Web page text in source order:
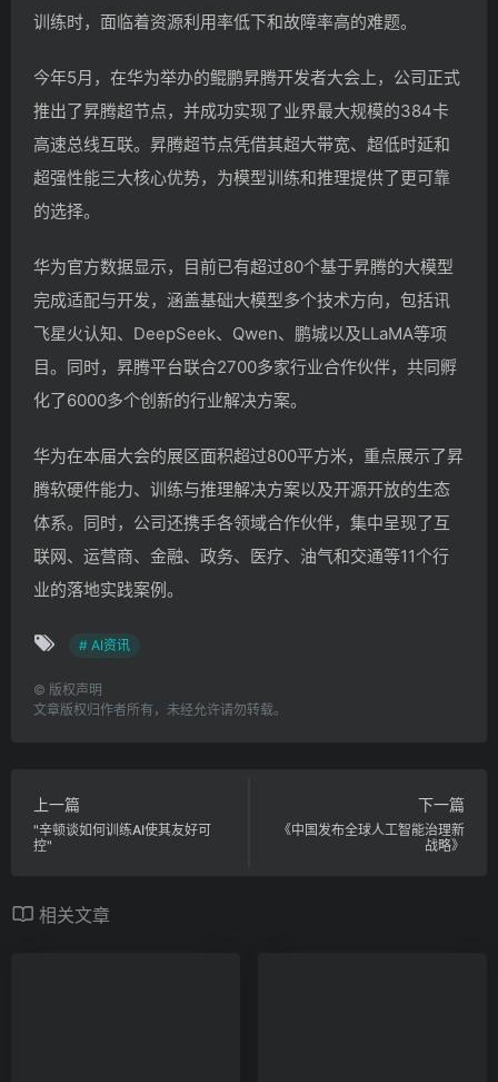
训练时，面临着资源利用率低下和故障率高的难题。
今年5月，在华为举办的鲲鹏昇腾开发者大会上，公司正式
推出了昇腾超节点，并成功实现了业界最大规模的384卡
高速总线互联。昇腾超节点凭借其超大带宽、超低时延和
超强性能三大核心优势，为模型训练和推理提供了更可靠
的选择。
华为官方数据显示，目前已有超过80个基于昇腾的大模型
完成适配与开发，涵盖基础大模型多个技术方向，包括讯
飞星火认知、DeepSeek、Qwen、鹏城以及LLaMA等项
目。同时，昇腾平台联合2700多家行业合作伙伴，共同孵
化了6000多个创新的行业解决方案。
华为在本届大会的展区面积超过800平方米，重点展示了昇
腾软硬件能力、训练与推理解决方案以及开源开放的生态
体系。同时，公司还携手各领域合作伙伴，集中呈现了互
联网、运营商、金融、政务、医疗、油气和交通等11个行
业的落地实践案例。
# AI资讯
© 版权声明
文章版权归作者所有，未经允许请勿转载。
上一篇
"辛顿谈如何训练AI使其友好可
控"
下一篇
《中国发布全球人工智能治理新
战略》
相关文章